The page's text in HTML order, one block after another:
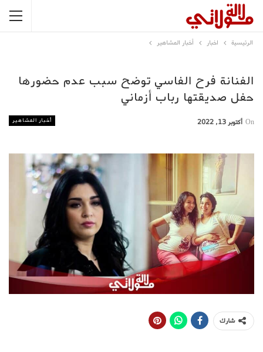
الرئيسية اخبار أخبار المشاهير
الفنانة فرح الفاسي توضح سبب عدم حضورها
حفل صديقتها رباب أزماني
أخبار المشاهير On أكتوبر 13, 2022
شارك